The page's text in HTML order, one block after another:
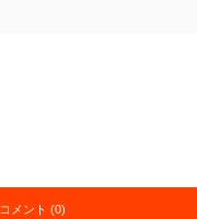
コメント (0)